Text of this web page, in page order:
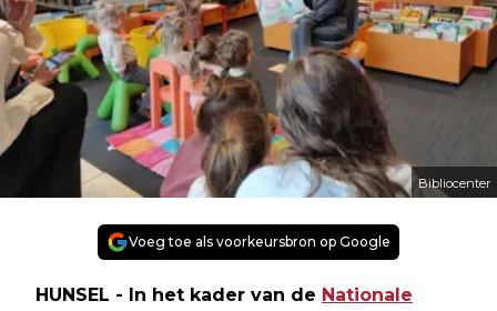
Bibliocenter
Voeg toe als voorkeursbron op Google
HUNSEL - In het kader van de Nationale